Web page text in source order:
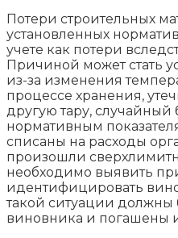
Потери строительных
установленных
учете как потери
Причиной может стать
из-за изменения
процессе хранения,
другую тару, случайный
нормативным
списаны на расходы
произошли
необходимо выявить
идентифицировать
такой ситуации должны
виновника и погашены